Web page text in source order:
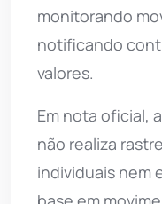
monitorando
notificando
valores.
Em nota oficial,
não realiza
individuais nem